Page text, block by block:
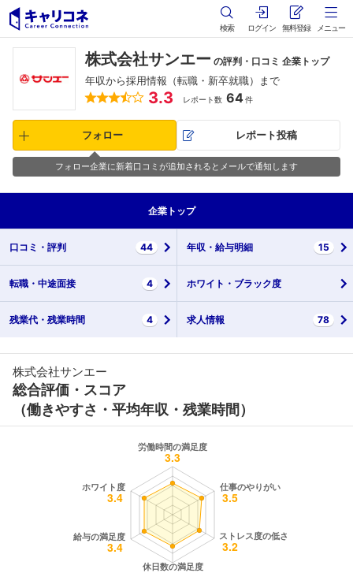
検索 ログイン 無料登録 メニュー
株式会社サンエー の評判・口コミ 企業トップ
年収から採用情報（転職・新卒就職）まで
3.3 レポート数 64件
フォロー レポート投稿
フォロー企業に新着口コミが追加されるとメールで通知します
企業 トップ
口コミ・ 評判 44 年収・ 給与明細 15
転職・ 中途面接 4 ホワイト・ ブラック度
残業代・ 残業時間 4 求人情報 78
株式会社サンエー
総合評価・スコア
（働きやすさ・平均年収・残業時間）